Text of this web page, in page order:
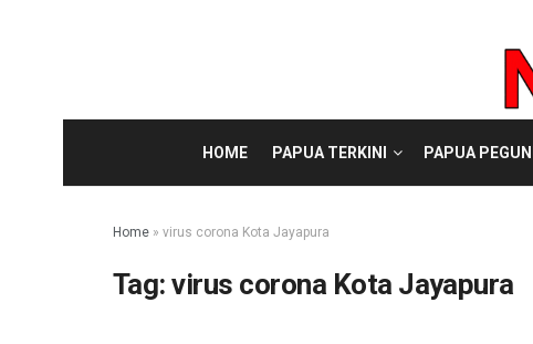
HOME PAPUA TERKINI PAPUA
Home » virus corona Kota Jayapura
Tag:virus corona Kota Jayapura